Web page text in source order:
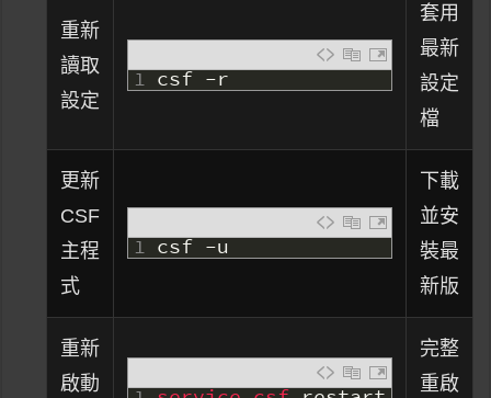
重新
讀取
設定
1 csf -r
套用
最新
設定
檔
更新
CSF
主程
式
1 csf -u
下載
並安
裝最
新版
重新
啟動
完整
重啟